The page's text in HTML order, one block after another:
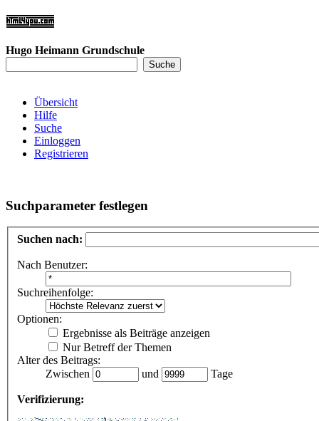
Hugo Heimann Grundschule
Übersicht
Hilfe
Suche
Einloggen
Registrieren
Suchparameter festlegen
Suchen nach:
Nach Benutzer:
Suchreihenfolge:
Optionen:
Ergebnisse als Beiträge anzeigen
Nur Betreff der Themen
Alter des Beitrags:
Zwischen
und Tage
Verifizierung: